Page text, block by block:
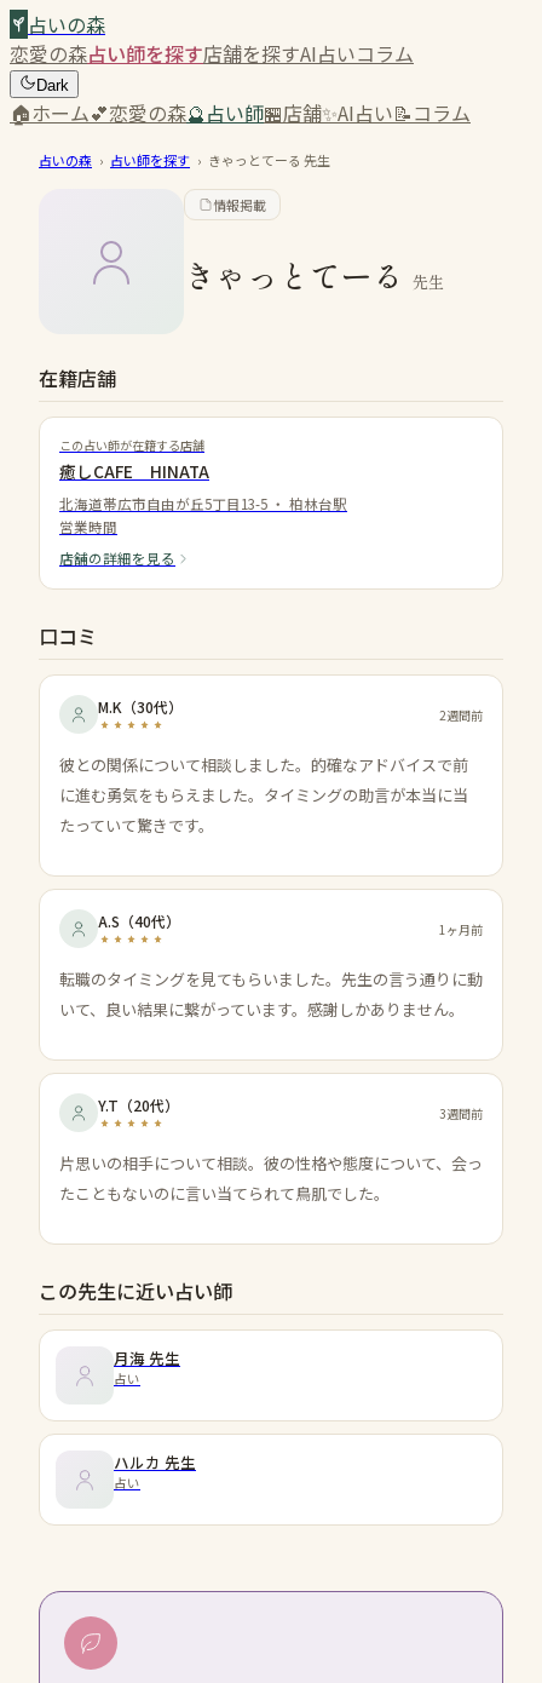
占いの森
恋愛の森占い師を探す店舗を探すAI占いコラム
Dark
🏠ホーム💕恋愛の森🔮占い師🏪店舗✨AI占い📝コラム
占いの森 › 占い師を探す › きゃっとてーる 先生
情報掲載
きゃっとてーる 先生
在籍店舗
この占い師が在籍する店舗
癒しCAFE HINATA
北海道帯広市自由が丘5丁目13-5 ・ 柏林台駅
営業時間
店舗の詳細を見る
口コミ
M.K （30代） 2週間前
彼との関係について相談しました。的確なアドバイスで前
に進む勇気をもらえました。タイミングの助言が本当に当
たっていて驚きです。
A.S （40代） 1ヶ月前
転職のタイミングを見てもらいました。先生の言う通りに動
いて、良い結果に繋がっています。感謝しかありません。
Y.T （20代） 3週間前
片思いの相手について相談。彼の性格や態度について、会っ
たこともないのに言い当てられて鳥肌でした。
この先生に近い占い師
月海 先生
占い
ハルカ 先生
占い